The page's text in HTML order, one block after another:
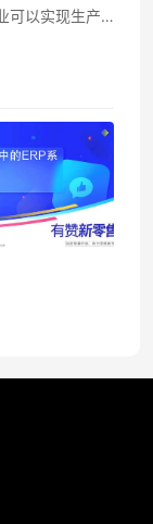
可以实现生产